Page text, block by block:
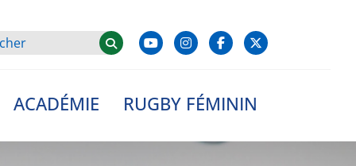
ACADÉMIE RUGBY FÉMININ